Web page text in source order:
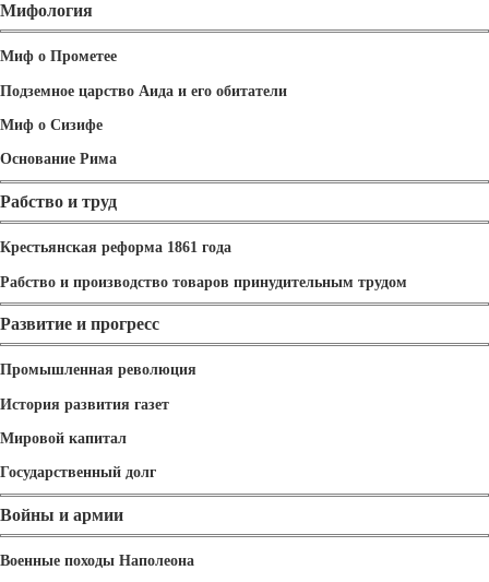
Мифология
Миф о Прометее
Подземное царство Аида и его обитатели
Миф о Сизифе
Основание Рима
Рабство и труд
Крестьянская реформа 1861 года
Рабство и производство товаров принудительным трудом
Развитие и прогресс
Промышленная революция
История развития газет
Мировой капитал
Государственный долг
Войны и армии
Военные походы Наполеона